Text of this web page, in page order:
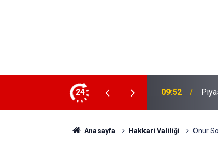
24 09:26
Anasayfa Hakkari Valiliği Onur